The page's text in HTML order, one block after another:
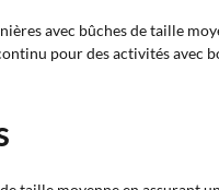
avec bûches de taille
pour des activités avec